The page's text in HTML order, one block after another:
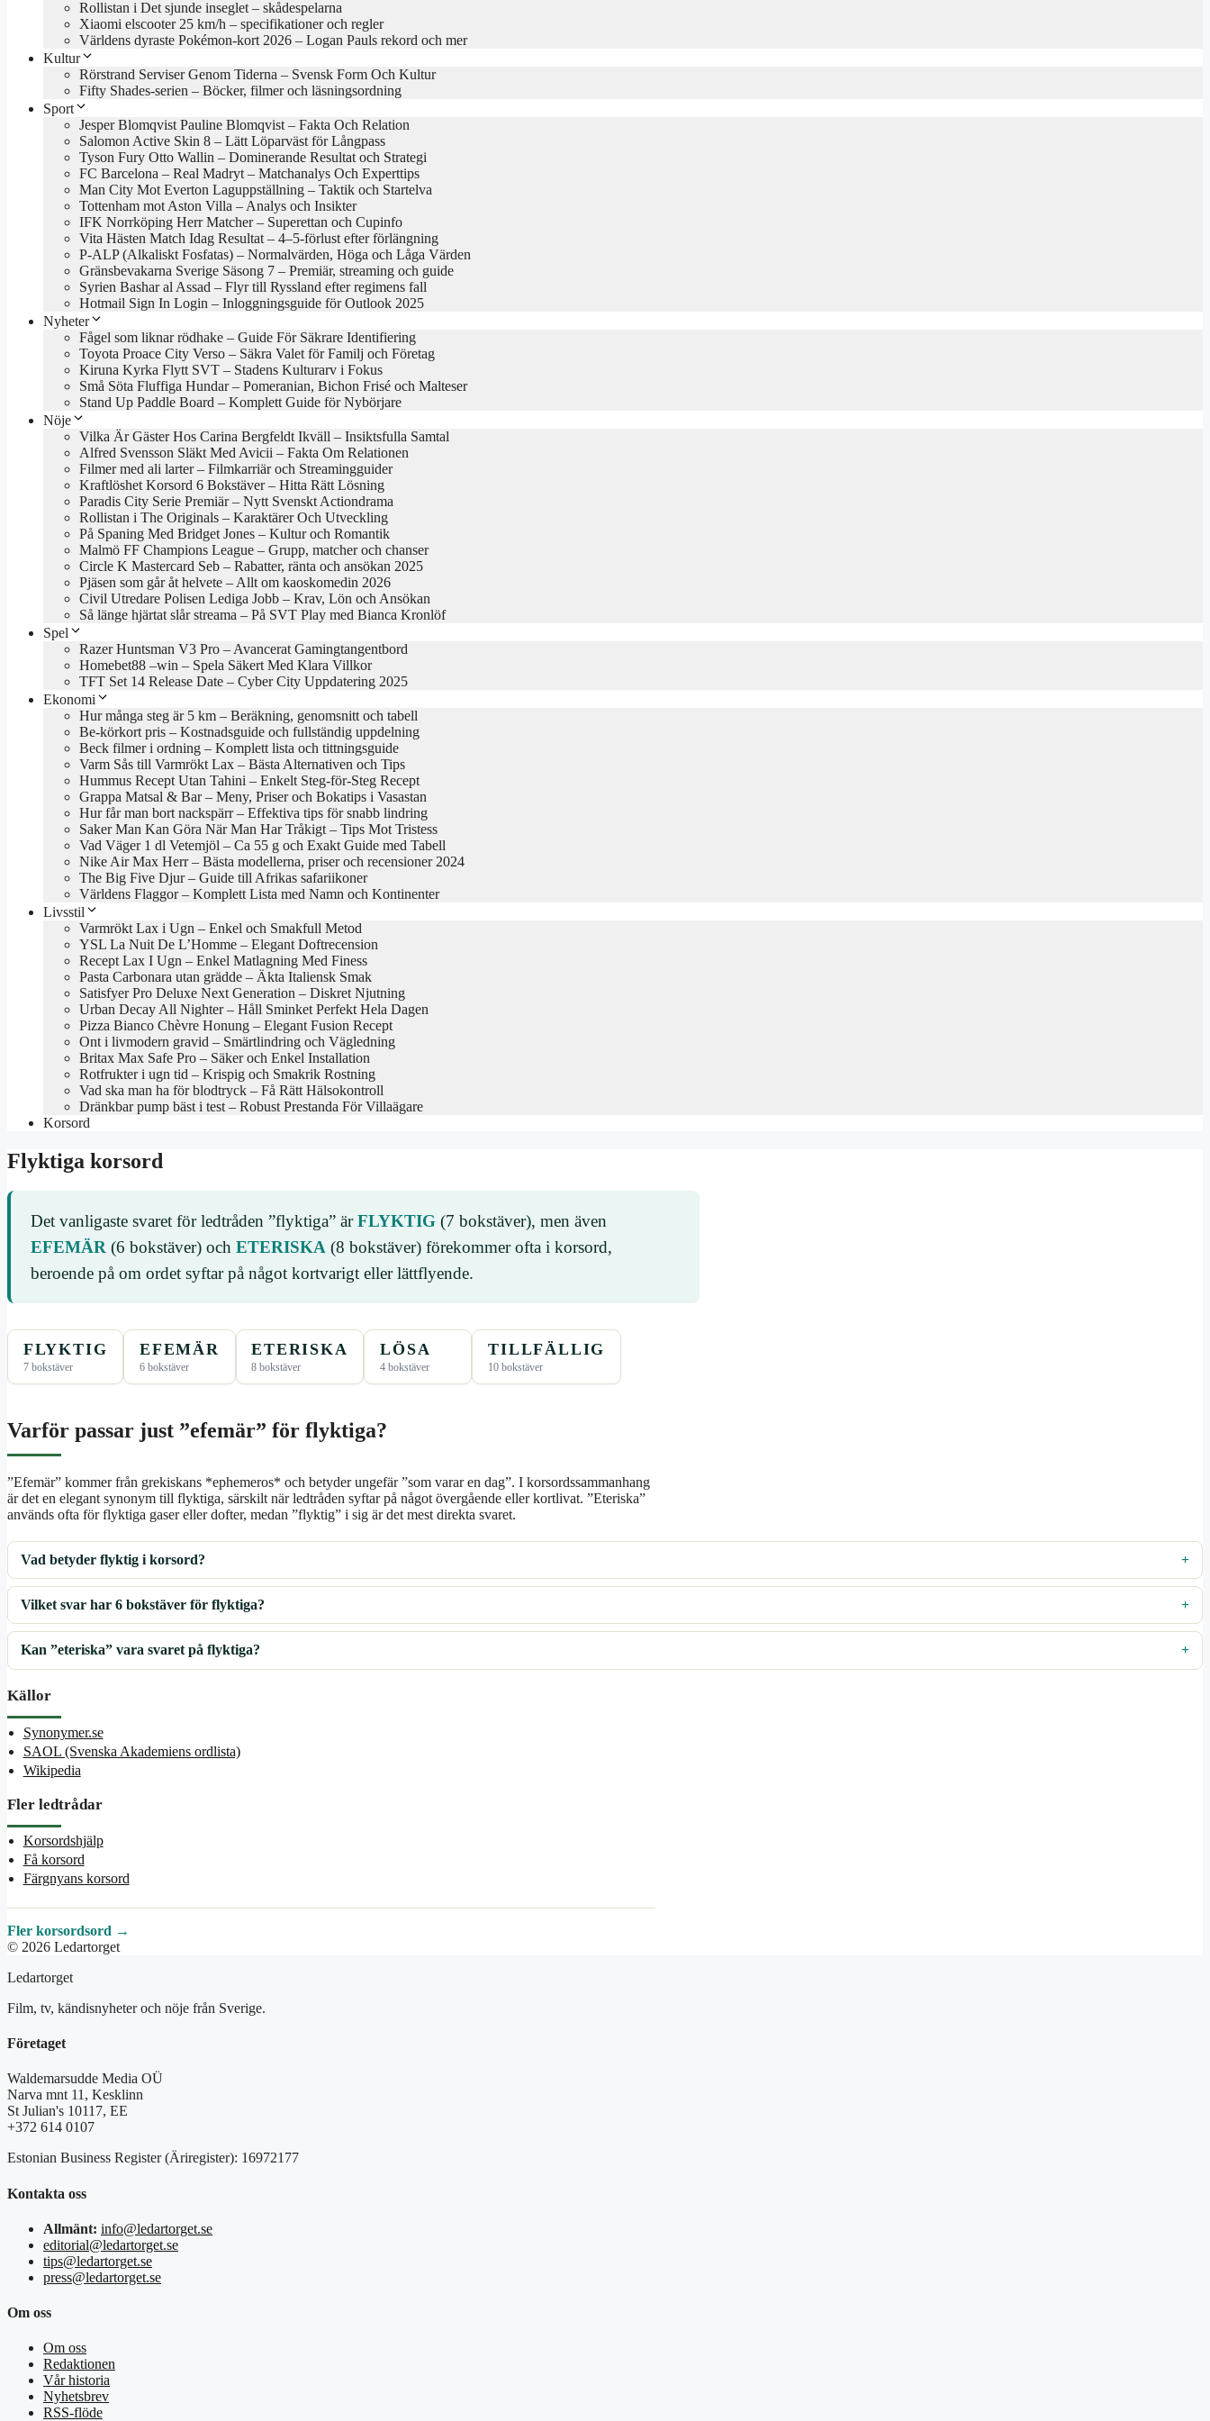
Rollistan i Det sjunde inseglet – skådespelarna
Xiaomi elscooter 25 km/h – specifikationer och regler
Världens dyraste Pokémon-kort 2026 – Logan Pauls rekord och mer
Kultur
Rörstrand Serviser Genom Tiderna – Svensk Form Och Kultur
Fifty Shades-serien – Böcker, filmer och läsningsordning
Sport
Jesper Blomqvist Pauline Blomqvist – Fakta Och Relation
Salomon Active Skin 8 – Lätt Löparväst för Långpass
Tyson Fury Otto Wallin – Dominerande Resultat och Strategi
FC Barcelona – Real Madryt – Matchanalys Och Experttips
Man City Mot Everton Laguppställning – Taktik och Startelva
Tottenham mot Aston Villa – Analys och Insikter
IFK Norrköping Herr Matcher – Superettan och Cupinfo
Vita Hästen Match Idag Resultat – 4–5-förlust efter förlängning
P-ALP (Alkaliskt Fosfatas) – Normalvärden, Höga och Låga Värden
Gränsbevakarna Sverige Säsong 7 – Premiär, streaming och guide
Syrien Bashar al Assad – Flyr till Ryssland efter regimens fall
Hotmail Sign In Login – Inloggningsguide för Outlook 2025
Nyheter
Fågel som liknar rödhake – Guide För Säkrare Identifiering
Toyota Proace City Verso – Säkra Valet för Familj och Företag
Kiruna Kyrka Flytt SVT – Stadens Kulturarv i Fokus
Små Söta Fluffiga Hundar – Pomeranian, Bichon Frisé och Malteser
Stand Up Paddle Board – Komplett Guide för Nybörjare
Nöje
Vilka Är Gäster Hos Carina Bergfeldt Ikväll – Insiktsfulla Samtal
Alfred Svensson Släkt Med Avicii – Fakta Om Relationen
Filmer med ali larter – Filmkarriär och Streamingguider
Kraftlöshet Korsord 6 Bokstäver – Hitta Rätt Lösning
Paradis City Serie Premiär – Nytt Svenskt Actiondrama
Rollistan i The Originals – Karaktärer Och Utveckling
På Spaning Med Bridget Jones – Kultur och Romantik
Malmö FF Champions League – Grupp, matcher och chanser
Circle K Mastercard Seb – Rabatter, ränta och ansökan 2025
Pjäsen som går åt helvete – Allt om kaoskomedin 2026
Civil Utredare Polisen Lediga Jobb – Krav, Lön och Ansökan
Så länge hjärtat slår streama – På SVT Play med Bianca Kronlöf
Spel
Razer Huntsman V3 Pro – Avancerat Gamingtangentbord
Homebet88 –win – Spela Säkert Med Klara Villkor
TFT Set 14 Release Date – Cyber City Uppdatering 2025
Ekonomi
Hur många steg är 5 km – Beräkning, genomsnitt och tabell
Be-körkort pris – Kostnadsguide och fullständig uppdelning
Beck filmer i ordning – Komplett lista och tittningsguide
Varm Sås till Varmrökt Lax – Bästa Alternativen och Tips
Hummus Recept Utan Tahini – Enkelt Steg-för-Steg Recept
Grappa Matsal & Bar – Meny, Priser och Bokatips i Vasastan
Hur får man bort nackspärr – Effektiva tips för snabb lindring
Saker Man Kan Göra När Man Har Tråkigt – Tips Mot Tristess
Vad Väger 1 dl Vetemjöl – Ca 55 g och Exakt Guide med Tabell
Nike Air Max Herr – Bästa modellerna, priser och recensioner 2024
The Big Five Djur – Guide till Afrikas safariikoner
Världens Flaggor – Komplett Lista med Namn och Kontinenter
Livsstil
Varmrökt Lax i Ugn – Enkel och Smakfull Metod
YSL La Nuit De L’Homme – Elegant Doftrecension
Recept Lax I Ugn – Enkel Matlagning Med Finess
Pasta Carbonara utan grädde – Äkta Italiensk Smak
Satisfyer Pro Deluxe Next Generation – Diskret Njutning
Urban Decay All Nighter – Håll Sminket Perfekt Hela Dagen
Pizza Bianco Chèvre Honung – Elegant Fusion Recept
Ont i livmodern gravid – Smärtlindring och Vägledning
Britax Max Safe Pro – Säker och Enkel Installation
Rotfrukter i ugn tid – Krispig och Smakrik Rostning
Vad ska man ha för blodtryck – Få Rätt Hälsokontroll
Dränkbar pump bäst i test – Robust Prestanda För Villaägare
Korsord
Flyktiga korsord
Det vanligaste svaret för ledtråden ”flyktiga” ärFLYKTIG (7 bokstäver), men även
EFEMÄR (6 bokstäver) ochETERISKA (8 bokstäver) förekommer ofta i korsord,
beroende på om ordet syftar på något kortvarigt eller lättflyende.
FLYKTIG
7 bokstäver
EFEMÄR
6 bokstäver
ETERISKA
8 bokstäver
LÖSA
4 bokstäver
TILLFÄLLIG
10 bokstäver
Varför passar just ”efemär” för flyktiga?
”Efemär” kommer från grekiskans *ephemeros* och betyder ungefär ”som varar en dag”. I korsordssammanhang
är det en elegant synonym till flyktiga, särskilt när ledtråden syftar på något övergående eller kortlivat. ”Eteriska”
används ofta för flyktiga gaser eller dofter, medan ”flyktig” i sig är det mest direkta svaret.
Vad betyder flyktig i korsord?
Vilket svar har 6 bokstäver för flyktiga?
Kan ”eteriska” vara svaret på flyktiga?
Källor
Synonymer.se
SAOL (Svenska Akademiens ordlista)
Wikipedia
Fler ledtrådar
Korsordshjälp
Få korsord
Färgnyans korsord
Fler korsordsord →
© 2026 Ledartorget
Ledartorget
Film, tv, kändisnyheter och nöje från Sverige.
Företaget
Waldemarsudde Media OÜ
Narva mnt 11, Kesklinn
St Julian's 10117, EE
+372 614 0107
Estonian Business Register (Äriregister): 16972177
Kontakta oss
Allmänt: info@ledartorget.se
editorial@ledartorget.se
tips@ledartorget.se
press@ledartorget.se
Om oss
Om oss
Redaktionen
Vår historia
Nyhetsbrev
RSS-flöde